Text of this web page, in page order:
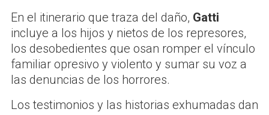
En el itinerario que traza del daño, Gatti
incluye a los hijos y nietos de los represores,
los desobedientes que osan romper el vínculo
familiar opresivo y violento y sumar su voz a
las denuncias de los horrores.
Los testimonios y las historias exhumadas dan